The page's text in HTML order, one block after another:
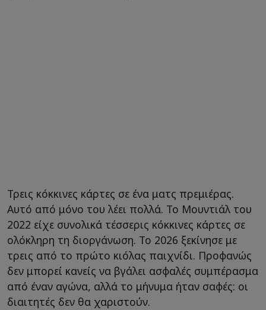
Τρεις κόκκινες κάρτες σε ένα ματς πρεμιέρας.
Αυτό από μόνο του λέει πολλά. Το Μουντιάλ του
2022 είχε συνολικά τέσσερις κόκκινες κάρτες σε
ολόκληρη τη διοργάνωση. Το 2026 ξεκίνησε με
τρεις από το πρώτο κιόλας παιχνίδι. Προφανώς
δεν μπορεί κανείς να βγάλει ασφαλές συμπέρασμα
από έναν αγώνα, αλλά το μήνυμα ήταν σαφές: οι
διαιτητές δεν θα χαριστούν.